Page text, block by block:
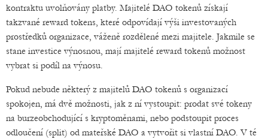
kontraktu uvolňovány platby. Majitelé DAO tokenů získají
takzvané reward tokens, které odpovídají výši investovaných
prostředků organizace, váženě rozdělené mezi majitele. Jakmile se
stane investice výnosnou, mají majitelé reward tokenů možnost
vybrat si podíl na výnosu.
Pokud nebude některý z majitelů DAO tokenů s organizací
spokojen, má dvě možnosti, jak z ní vystoupit: prodat své tokeny
na burzeobchodující s kryptoměnami, nebo podstoupit proces
odloučení (split) od mateřské DAO a vytvořit si vlastní DAO. V té